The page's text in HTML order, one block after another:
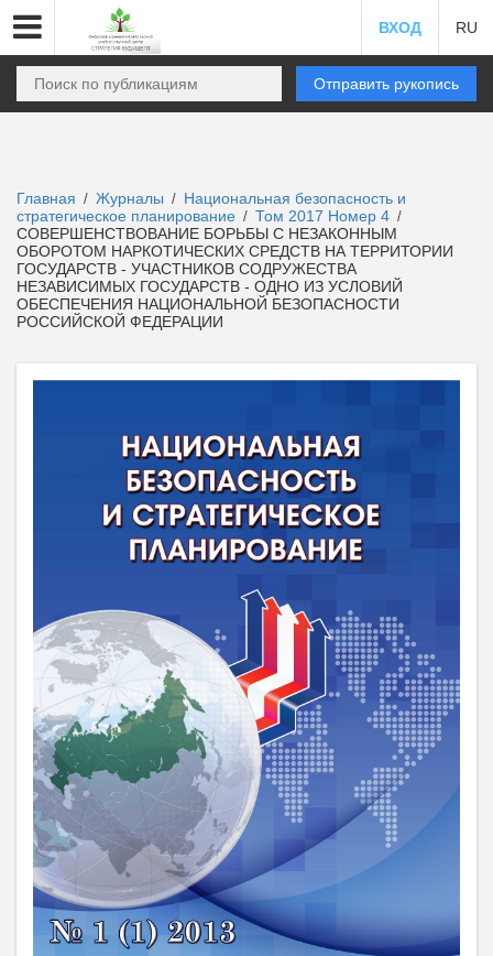
ВХОД RU
Отправить рукопись
Главная / Журналы / Национальная безопасность и
стратегическое планирование / Том 2017 Номер 4 /
СОВЕРШЕНСТВОВАНИЕ БОРЬБЫ С НЕЗАКОННЫМ
ОБОРОТОМ НАРКОТИЧЕСКИХ СРЕДСТВ НА ТЕРРИТОРИИ
ГОСУДАРСТВ - УЧАСТНИКОВ СОДРУЖЕСТВА
НЕЗАВИСИМЫХ ГОСУДАРСТВ - ОДНО ИЗ УСЛОВИЙ
ОБЕСПЕЧЕНИЯ НАЦИОНАЛЬНОЙ БЕЗОПАСНОСТИ
РОССИЙСКОЙ ФЕДЕРАЦИИ